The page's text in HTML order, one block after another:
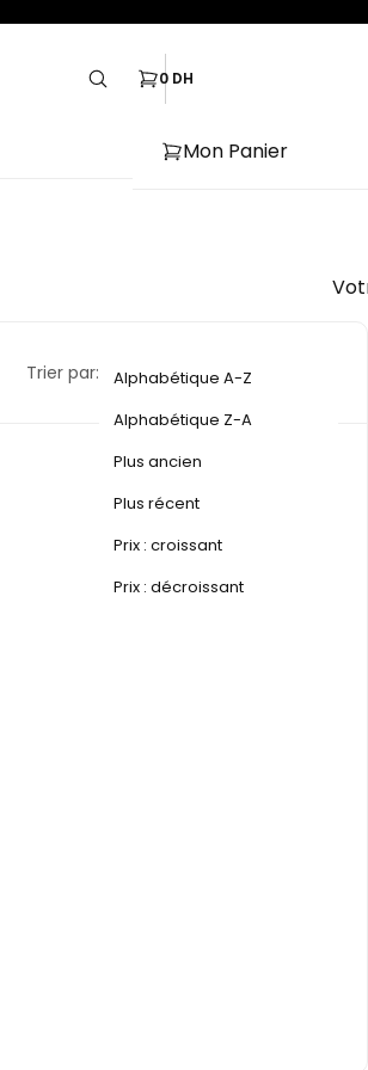
0 DH
Mon Panier
Trier par: Par défaut
Alphabétique A-Z
Alphabétique Z-A
Plus ancien
Plus récent
Prix : croissant
Prix : décroissant